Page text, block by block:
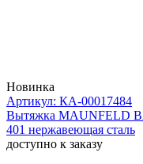
Новинка
Артикул: КА-00017484
Вытяжка MAUNFELD
401 нержавеющая сталь
доступно к заказу